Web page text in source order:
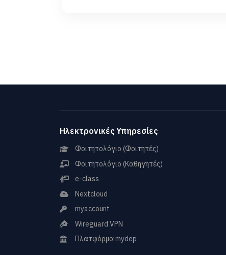
Ηλεκτρονικές Υπηρεσίες
Φοιτητολόγιο (Φοιτητές)
Φοιτητολόγιο (Καθηγητές)
e-class
Nextcloud
myaccount
Wireguard VPN
Πλατφόρμα mydep